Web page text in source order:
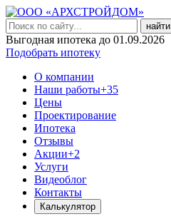
найти
Выгодная ипотека до 01.09.2026
Подобрать ипотеку
О компании
Наши работы+35
Цены
Проектирование
Ипотека
Отзывы
Акции+2
Услуги
Видеоблог
Контакты
Калькулятор